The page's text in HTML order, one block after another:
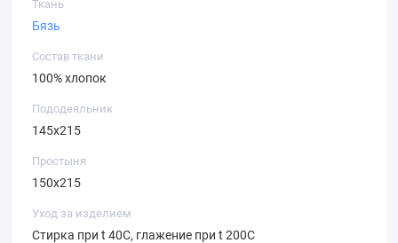
Ткань
Бязь
Состав ткани
100% хлопок
Пододеяльник
145х215
Простыня
150х215
Уход за изделием
Стирка при t 40С, глажение при t 200С